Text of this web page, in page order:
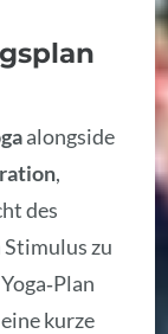
alongside
,
des
zu
kurze